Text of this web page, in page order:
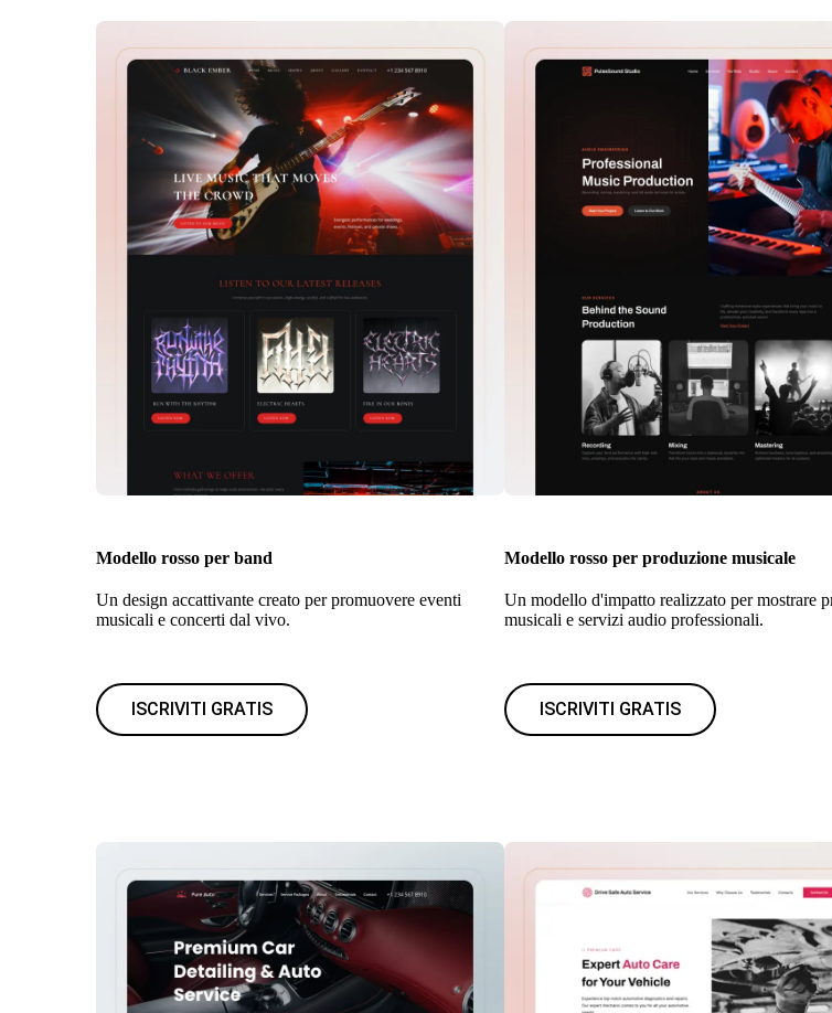
Modello rosso per band
Un design accattivante creato per promuovere eventi
musicali e concerti dal vivo.
ISCRIVITI GRATIS
Modello rosso per produzione musicale
Un modello d'impatto realizzato per mostrare
musicali e servizi audio professionali.
ISCRIVITI GRATIS